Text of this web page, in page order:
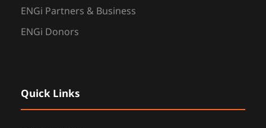
ENGi Partners & Business
ENGi Donors
Quick Links